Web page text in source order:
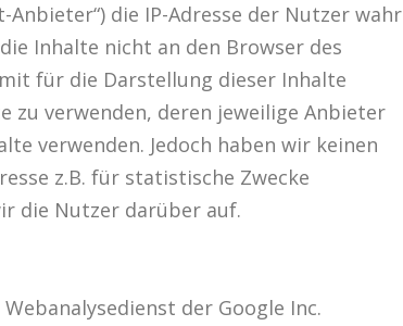
die IP-Adresse der Nutzer wahr
Inhalte nicht an den Browser des
für die Darstellung dieser Inhalte
zu verwenden, deren jeweilige Anbieter
verwenden. Jedoch haben wir keinen
z.B. für statistische Zwecke
die Nutzer darüber auf.
der Google Inc.